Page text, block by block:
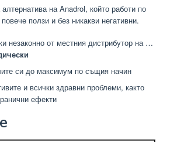
на Anadrol, който работи по
ползи и без никакви негативни.
незаконно от местния дистрибутор на …
си до максимум по същия начин
и всички здравни проблеми, както
ефекти